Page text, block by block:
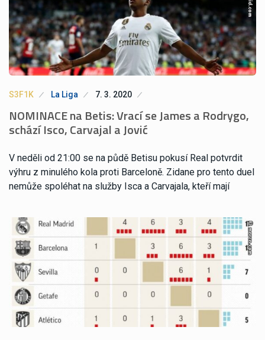
S3F1K La Liga 7. 3. 2020
NOMINACE na Betis: Vrací se James a Rodrygo,
schází Isco, Carvajal a Jović
V neděli od 21:00 se na půdě Betisu pokusí Real potvrdit
výhru z minulého kola proti Barceloně. Zidane pro tento duel
nemůže spoléhat na služby Isca a Carvajala, kteří mají